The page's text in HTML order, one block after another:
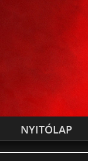
NYITÓLAP